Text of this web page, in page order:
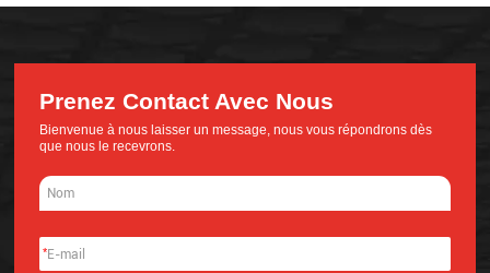
Prenez Contact Avec Nous
Bienvenue à nous laisser un message, nous vous répondrons dès
que nous le recevrons.
*